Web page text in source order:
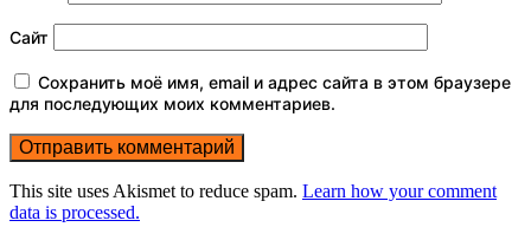
Сайт
Сохранить моё имя, email и адрес сайта в этом браузере
для последующих моих комментариев.
This site uses Akismet to reduce spam. Learn how your comment
data is processed.